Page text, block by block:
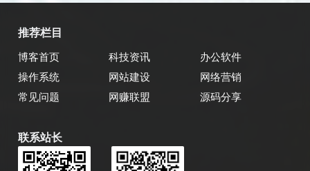
推荐栏目
博客首页 科技资讯
办公软件
操作系统
网站建设
网络营销
常见问题
网赚联盟 源码分享
联系站长